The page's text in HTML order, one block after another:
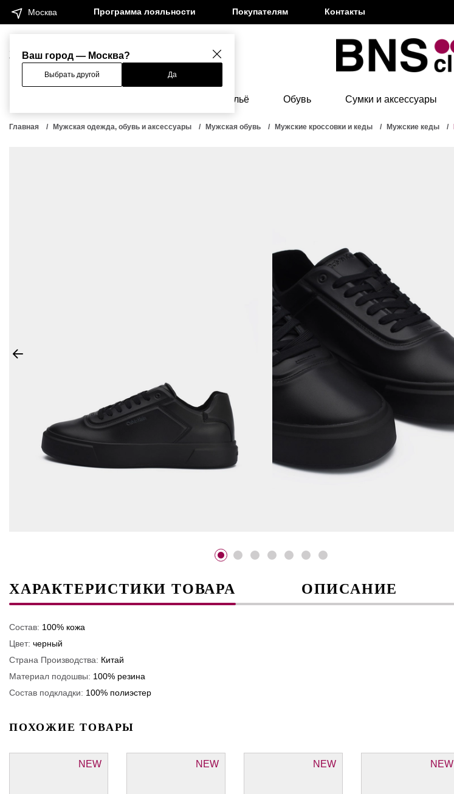
Ваш город — Москва?
Выбрать другой Да
Москва Программа лояльности Покупателям Контакты
Женщинам Мужчинам
Бельё Обувь Сумки и аксессуары
Главная Мужская одежда, обувь и аксессуары Мужская обувь Мужские кроссовки и кеды Мужские кеды
ХАРАКТЕРИСТИКИ ТОВАРА ОПИСАНИЕ
Состав: 100% кожа
Цвет: черный
Страна Производства: Китай
Материал подошвы: 100% резина
Состав подкладки: 100% полиэстер
ПОХОЖИЕ ТОВАРЫ
NEW NEW NEW NEW